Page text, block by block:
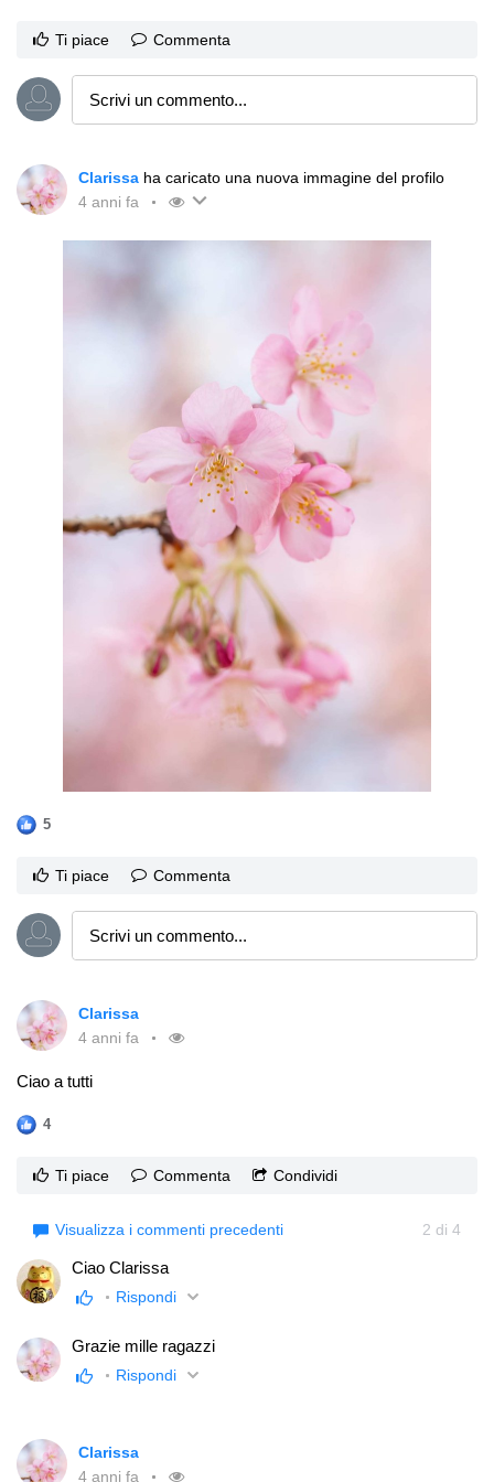
Ti piace Commenta
Clarissa ha caricato una nuova immagine del profilo
4 anni fa
5
Ti piace Commenta
Clarissa
4 anni fa
Ciao a tutti
4
Ti piace Commenta Condividi
Visualizza i commenti precedenti 2 di 4
Ciao Clarissa
Rispondi
Grazie mille ragazzi
Rispondi
Clarissa
4 anni fa